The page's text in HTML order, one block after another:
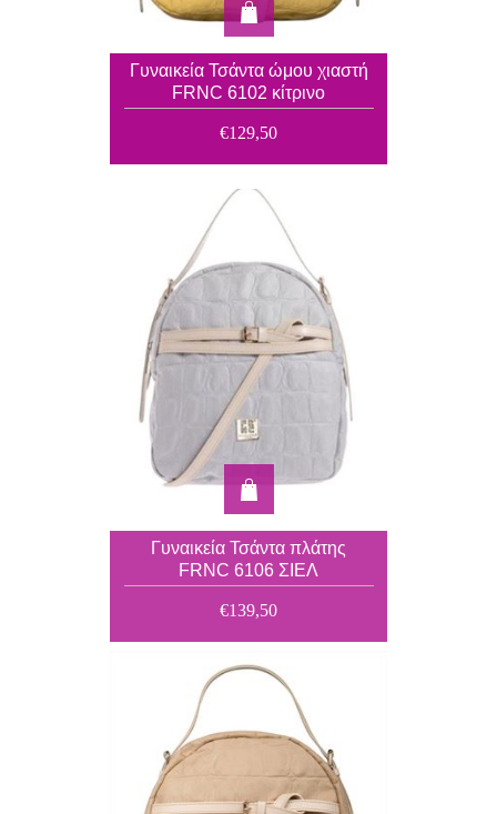
Γυναικεία Τσάντα ώμου χιαστή
FRNC 6102 κίτρινο
€129,50
Γυναικεία Τσάντα πλάτης
FRNC 6106 ΣΙΕΛ
€139,50